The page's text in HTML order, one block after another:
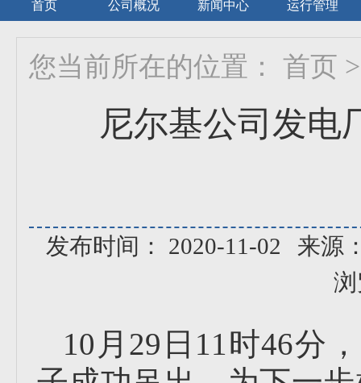
首页 公司概况 新闻中心 运行管理
您当前所在的位置： 首页 >
尼尔基公司发电
发布时间： 2020-11-02
来源
10月29日11时46分